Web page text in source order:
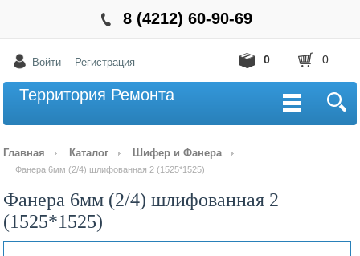
8 (4212) 60-90-69
Войти Регистрация 0
0
Территория Ремонта
Главная Каталог Шифер и Фанера
Фанера 6мм (2/4) шлифованная 2 (1525*1525)
Фанера 6мм (2/4) шлифованная 2
(1525*1525)